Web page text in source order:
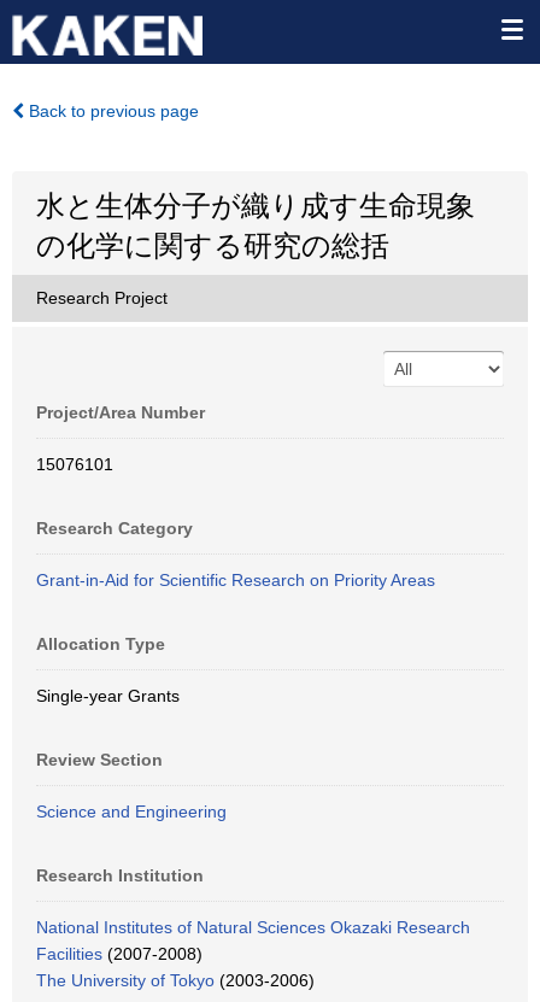
Back to previous page
水と生体分子が織り成す生命現象
の化学に関する研究の総括
Research Project
Project/Area Number
15076101
Research Category
Grant-in-Aid for Scientific Research on Priority Areas
Allocation Type
Single-year Grants
Review Section
Science and Engineering
Research Institution
National Institutes of Natural Sciences Okazaki Research
Facilities (2007-2008)
The University of Tokyo (2003-2006)